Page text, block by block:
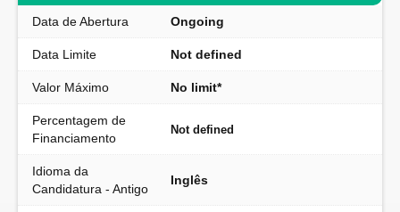
Data de Abertura Ongoing
Data Limite Not defined
Valor Máximo No limit*
Percentagem de
Financiamento
Not defined
Idioma da
Candidatura - Antigo
Inglês